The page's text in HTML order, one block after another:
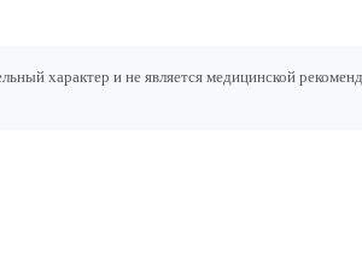
характер и не является медицинской